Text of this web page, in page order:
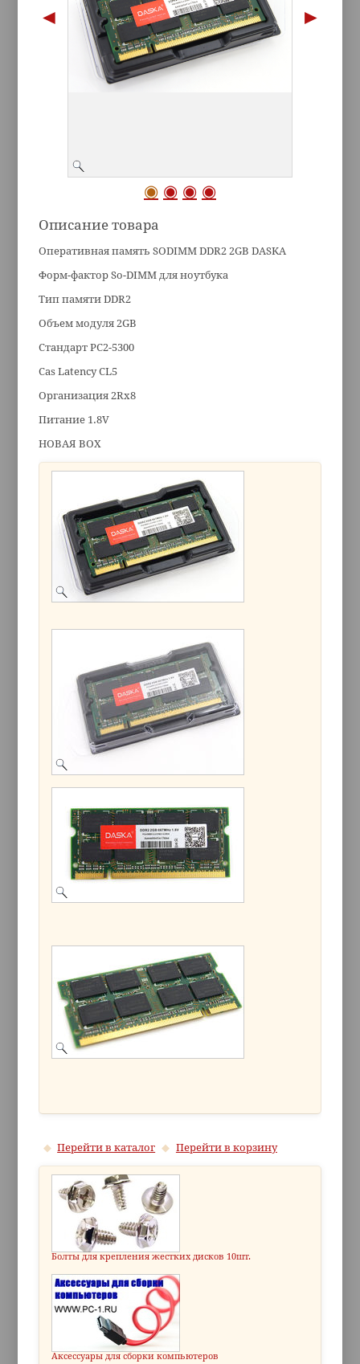
Описание товара
Оперативная память SODIMM DDR2 2GB DASKA
Форм-фактор So-DIMM для ноутбука
Тип памяти DDR2
Объем модуля 2GB
Стандарт PC2-5300
Cas Latency CL5
Организация 2Rx8
Питание 1.8V
НОВАЯ BOX
Перейти в каталог Перейти в корзину
Болты для крепления жестких дисков 10шт.
Аксессуары для сборки компьютеров